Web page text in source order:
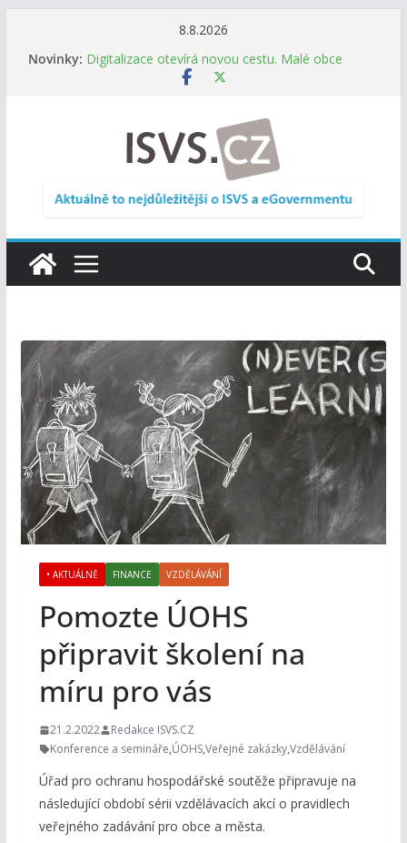
8.8.2026
Novinky: Digitalizace otevírá novou cestu. Malé obce
nemusí zanikat, mohou více spolupracovat
DIA: Informační systém dlouhodobého řízení
(ISDŘ) je od července v plném provozu
RVIS – Výbor pro architekturu a řízení ICT
zveřejnil materiály z nového jednání
Informace o obcích vždy po ruce. SMS ČR spouští
• AKTUÁLNĚ FINANCE VZDĚLÁVÁNÍ
Pomozte ÚOHS
připravit školení na
míru pro vás
21.2.2022
Redakce ISVS.CZ
Konference a semináře,ÚOHS,Veřejné zakázky,Vzdělávání
Úřad pro ochranu hospodářské soutěže připravuje na
následující období sérii vzdělávacích akcí o pravidlech
veřejného zadávání pro obce a města.